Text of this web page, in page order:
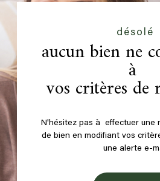
désolé
aucun bien ne
à
vos critères de
N'hésitez pas à effectuer une
de bien en modifiant vos
une alerte e-